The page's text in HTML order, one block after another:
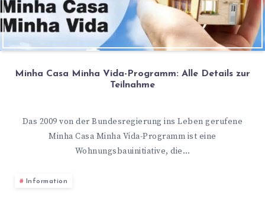
Minha Casa Minha Vida-Programm: Alle Details zur
Teilnahme
Das 2009 von der Bundesregierung ins Leben gerufene
Minha Casa Minha Vida-Programm ist eine
Wohnungsbauinitiative, die…
Information